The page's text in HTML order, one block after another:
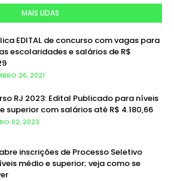
MAIS LIDAS
EDITAL de concurso com vagas para
escolaridades e salários de R$
26, 2021
RJ 2023: Edital Publicado para níveis
superior com salários até R$ 4.180,66
02, 2023
inscrições de Processo Seletivo
médio e superior; veja como se